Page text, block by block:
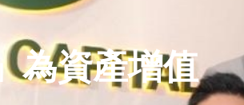
為資產增值